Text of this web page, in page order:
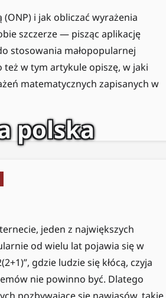
(ONP) i jak obliczać wyrażenia
szczerze — pisząc aplikację
stosowania małopopularnej
w tym artykule opiszę, w jaki
matematycznych zapisanych w
polska
jeden z największych
od wielu lat pojawia się w
gdzie ludzie się kłócą, czyja
nie powinno być. Dlatego
pozbywające się nawiasów, takie